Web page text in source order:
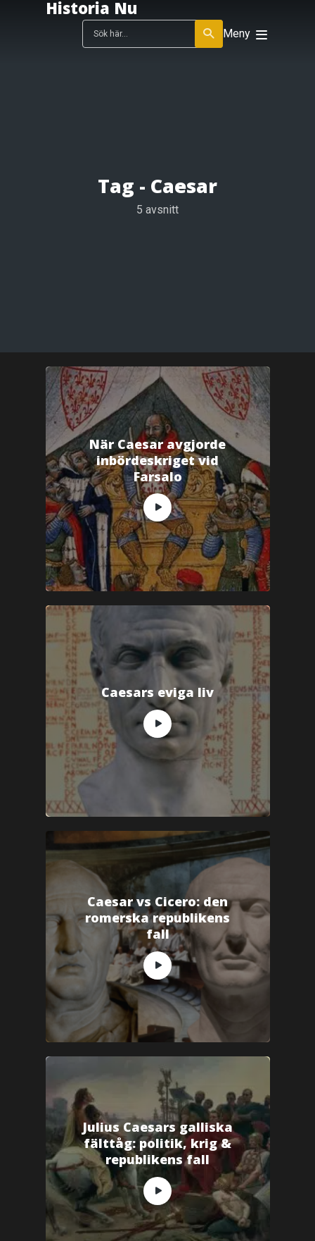
Historia Nu
Meny
Tag - Caesar
5 avsnitt
När Caesar avgjorde
inbördeskriget vid
Farsalo
Caesars eviga liv
Caesar vs Cicero: den
romerska republikens
fall
Julius Caesars galliska
fälttåg: politik, krig &
republikens fall